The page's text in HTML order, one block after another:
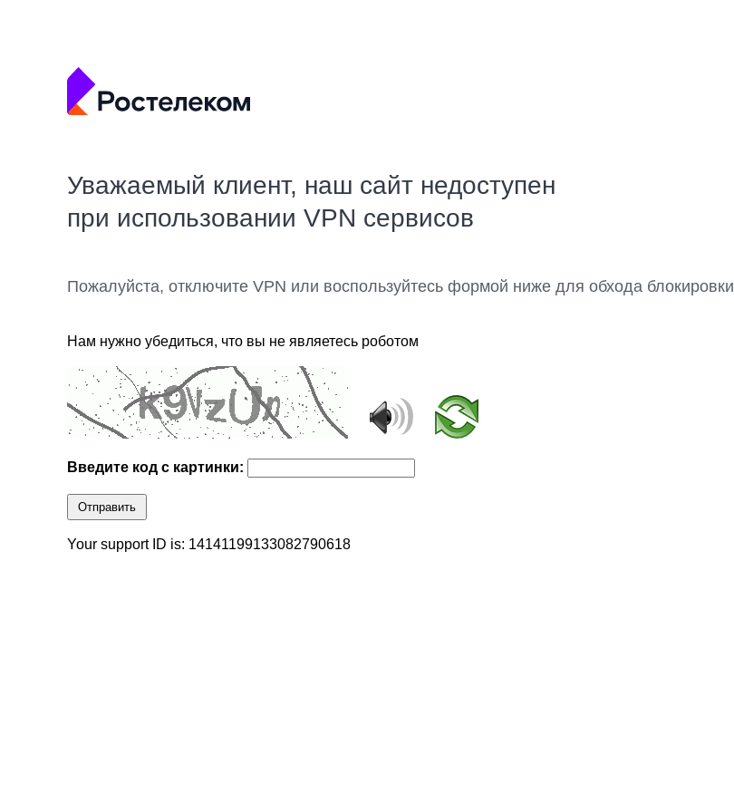
Уважаемый клиент, наш сайт недоступен
при использовании VPN сервисов
Пожалуйста, отключите VPN или воспользуйтесь формой ниже для обхода блокировки
Нам нужно убедиться, что вы не являетесь роботом
Введите код с картинки:
Отправить
Your support ID is: 14141199133082790618